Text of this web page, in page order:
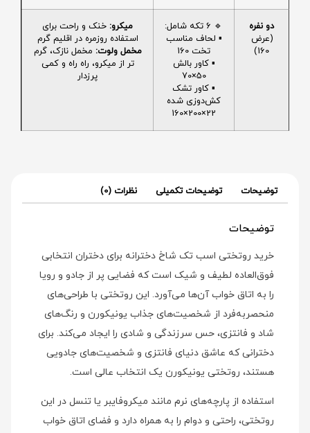
دو نفره
(عرض
160)
🔹 6 تکه شامل:
▪️ لحاف مناسب
تخت 160
▪️ کاور بالش
50×70
▪️ کاور تشک
کش‌دوزی شده
22×200×160
میکرو: خنک و راحت برای
استفاده روزمره در اقلیم گرم
مخمل ولوت: مخمل نازک، گرم
تر از میکرو، راه راه و کمی
پرزدار
توضیحات توضیحات تکمیلی نظرات (0)
توضیحات
خرید روتختی اسب تک شاخ دخترانه برای دختران انتخابی
فوق‌العاده لطیف و شیک است که فضایی پر از جادو و رویا
را به اتاق خواب آن‌ها می‌آورد. این روتختی با طراحی‌های
منحصربه‌فرد از شخصیت‌های جذاب یونیکورن و رنگ‌های
شاد و فانتزی، حس سرزندگی و شادی را ایجاد می‌کند. برای
دخترانی که عاشق دنیای فانتزی و شخصیت‌های جادویی
هستند، روتختی یونیکورن یک انتخاب عالی است.
استفاده از پارچه‌های نرم مانند میکروفایبر یا تنسل در این
روتختی، راحتی و دوام را به همراه دارد و فضای اتاق خواب